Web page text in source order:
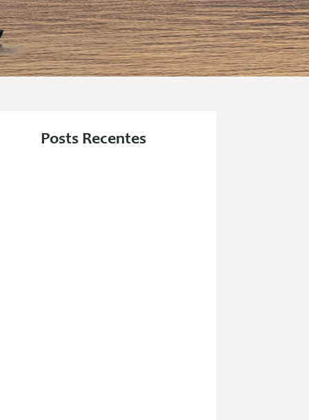
Posts Recentes